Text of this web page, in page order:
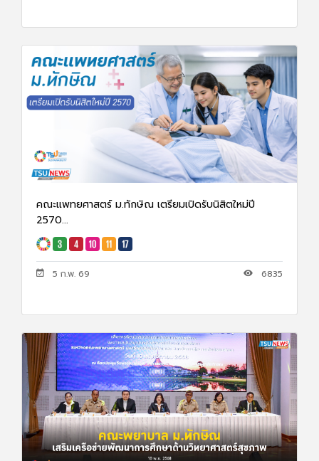
คณะแพทยศาสตร์ ม.ทักษิณ เตรียมเปิดรับนิสิตใหม่ปี
2570...
5 ก.พ. 69 6835